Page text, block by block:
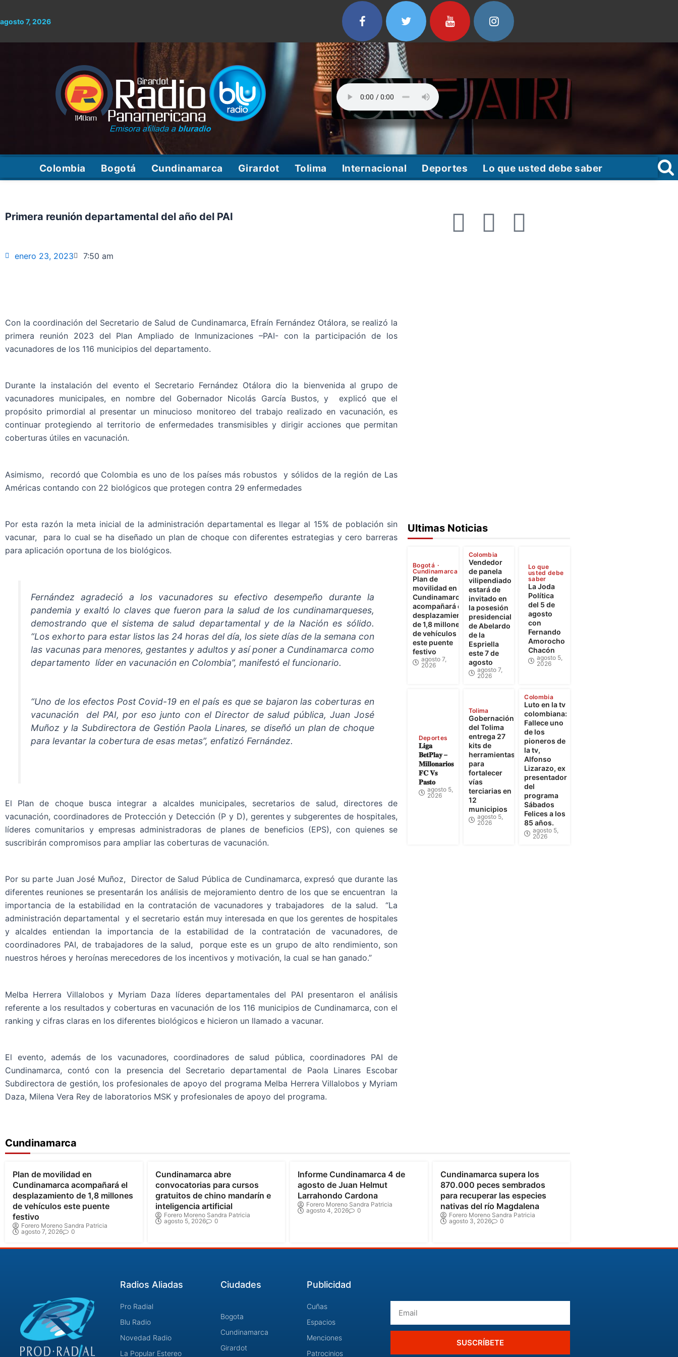
al
agosto 7, 2026
Colombia Bogotá Cundinamarca Girardot Tolima Internacional Deportes Lo que usted debe saber
Primera reunión departamental del año del PAI
F
T
Y
enero 23, 2023 7:50 am
Con la coordinación del Secretario de Salud de Cundinamarca, Efraín Fernández Otálora, se realizó la
primera reunión 2023 del Plan Ampliado de Inmunizaciones –PAI- con la participación de los
vacunadores de los 116 municipios del departamento.
Durante la instalación del evento el Secretario Fernández Otálora dio la bienvenida al grupo de
vacunadores municipales, en nombre del Gobernador Nicolás García Bustos, y explicó que el
propósito primordial al presentar un minucioso monitoreo del trabajo realizado en vacunación, es
continuar protegiendo al territorio de enfermedades transmisibles y dirigir acciones que permitan
coberturas útiles en vacunación.
Asimismo, recordó que Colombia es uno de los países más robustos y sólidos de la región de Las
Américas contando con 22 biológicos que protegen contra 29 enfermedades
Por esta razón la meta inicial de la administración departamental es llegar al 15% de población sin
vacunar, para lo cual se ha diseñado un plan de choque con diferentes estrategias y cero barreras
para aplicación oportuna de los biológicos.
Fernández agradeció a los vacunadores su efectivo desempeño durante la
pandemia y exaltó lo claves que fueron para la salud de los cundinamarqueses,
demostrando que el sistema de salud departamental y de la Nación es sólido.
“Los exhorto para estar listos las 24 horas del día, los siete días de la semana con
las vacunas para menores, gestantes y adultos y así poner a Cundinamarca como
departamento líder en vacunación en Colombia”, manifestó el funcionario.
“Uno de los efectos Post Covid-19 en el país es que se bajaron las coberturas en
vacunación del PAI, por eso junto con el Director de salud pública, Juan José
Muñoz y la Subdirectora de Gestión Paola Linares, se diseñó un plan de choque
para levantar la cobertura de esas metas”, enfatizó Fernández.
El Plan de choque busca integrar a alcaldes municipales, secretarios de salud, directores de
vacunación, coordinadores de Protección y Detección (P y D), gerentes y subgerentes de hospitales,
líderes comunitarios y empresas administradoras de planes de beneficios (EPS), con quienes se
suscribirán compromisos para ampliar las coberturas de vacunación.
Por su parte Juan José Muñoz, Director de Salud Pública de Cundinamarca, expresó que durante las
diferentes reuniones se presentarán los análisis de mejoramiento dentro de los que se encuentran la
importancia de la estabilidad en la contratación de vacunadores y trabajadores de la salud. “La
administración departamental y el secretario están muy interesada en que los gerentes de hospitales
y alcaldes entiendan la importancia de la estabilidad de la contratación de vacunadores, de
coordinadores PAI, de trabajadores de la salud, porque este es un grupo de alto rendimiento, son
nuestros héroes y heroínas merecedores de los incentivos y motivación, la cual se han ganado.”
Melba Herrera Villalobos y Myriam Daza líderes departamentales del PAI presentaron el análisis
referente a los resultados y coberturas en vacunación de los 116 municipios de Cundinamarca, con el
ranking y cifras claras en los diferentes biológicos e hicieron un llamado a vacunar.
El evento, además de los vacunadores, coordinadores de salud pública, coordinadores PAI de
Cundinamarca, contó con la presencia del Secretario departamental de Paola Linares Escobar
Subdirectora de gestión, los profesionales de apoyo del programa Melba Herrera Villalobos y Myriam
Daza, Milena Vera Rey de laboratorios MSK y profesionales de apoyo del programa.
Ultimas Noticias
Bogotá
Cundinamarca
Plan de
movilidad en
Cundinamarca
acompañará el
desplazamiento
de 1,8 millones
de vehículos
este puente
festivo
agosto 7,
2026
Colombia
Vendedor
de panela
vilipendiado
estará de
invitado en
la posesión
presidencial
de Abelardo
de la
Espriella
este 7 de
agosto
agosto 7,
2026
Lo que
usted debe
saber
La Joda
Política
del 5 de
agosto
con
Fernando
Amorocho
Chacón
agosto 5,
2026
Deportes
𝐋𝐢𝐠𝐚
𝐁𝐞𝐭𝐏𝐥𝐚𝐲 –
𝐌𝐢𝐥𝐥𝐨𝐧𝐚𝐫𝐢𝐨𝐬
𝐅𝐂 𝐕𝐬
𝐏𝐚𝐬𝐭𝐨
agosto 5,
2026
Tolima
Gobernación
del Tolima
entrega 27
kits de
herramientas
para
fortalecer
vías
terciarias en
12
municipios
agosto 5,
2026
Colombia
Luto en la tv
colombiana:
Fallece uno
de los
pioneros de
la tv,
Alfonso
Lizarazo, ex
presentador
del
programa
Sábados
Felices a los
85 años.
agosto 5,
2026
Cundinamarca
Bogotá Cundinamarca
Plan de movilidad en
Cundinamarca acompañará el
desplazamiento de 1,8 millones
de vehículos este puente
festivo
Forero Moreno Sandra Patricia
agosto 7, 2026
0
Cundinamarca abre
convocatorias para cursos
gratuitos de chino mandarín e
inteligencia artificial
Forero Moreno Sandra Patricia
agosto 5, 2026
0
Informe Cundinamarca 4 de
agosto de Juan Helmut
Larrahondo Cardona
Forero Moreno Sandra Patricia
agosto 4, 2026
0
Cundinamarca supera los
870.000 peces sembrados
para recuperar las especies
nativas del río Magdalena
Forero Moreno Sandra Patricia
agosto 3, 2026
0
Radios Aliadas
Pro Radial
Blu Radio
Novedad Radio
La Popular Estereo
Ciudades
Bogota
Cundinamarca
Girardot
Publicidad
Cuñas
Espacios
Menciones
Patrocinios
SUSCRÍBETE